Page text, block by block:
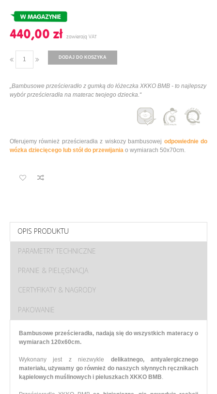
440,00 ‎zł
DODAJ DO KOSZYKA
„Bambusowe prześcieradło z gumką do łóżeczka XKKO BMB - to najlepszy
wybór prześcieradła na materac twojego dziecka.“
Oferujemy również prześcieradła z wiskozy bambusowej odpowiednie do
wózka dziecięcego lub stół do przewijania o wymiarach 50x70cm.
OPIS PRODUKTU
PARAMETRY TECHNICZNE
PRANIE & PIELĘGNACJA
CERTYFIKATY & NAGRODY
PAKOWANIE
Bambusowe prześcieradła, nadają się do wszystkich materacy o
wymiarach 120x60cm.
Wykonany jest z niezwykle delikatnego, antyalergicznego
materiału, używamy go również do naszych słynnych ręcznikach
kąpielowych muślinowych i pieluszkach XKKO BMB